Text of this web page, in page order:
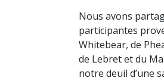
Nous avons
participantes
Whitebear, de
de Lebret et du
notre deuil d’une